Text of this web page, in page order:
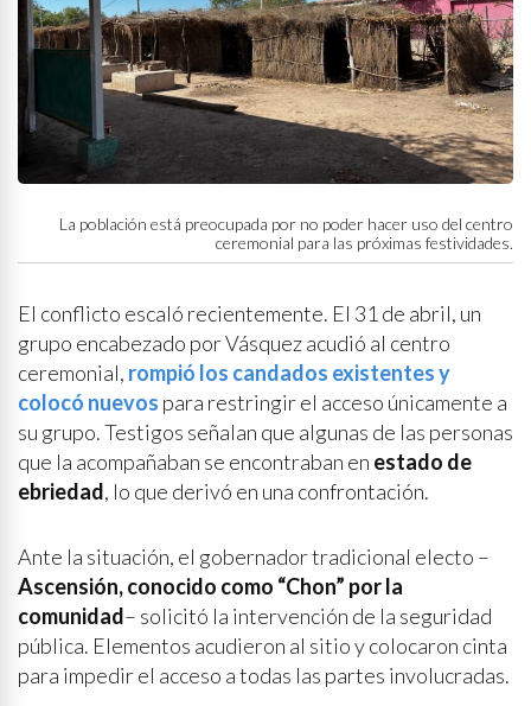
La población está preocupada por no poder hacer uso del centro
ceremonial para las próximas festividades.
El conflicto escaló recientemente. El 31 de abril, un
grupo encabezado por Vásquez acudió al centro
ceremonial, rompió los candados existentes y
colocó nuevos para restringir el acceso únicamente a
su grupo. Testigos señalan que algunas de las personas
que la acompañaban se encontraban en estado de
ebriedad, lo que derivó en una confrontación.
Ante la situación, el gobernador tradicional electo –
Ascensión, conocido como “Chon” por la
comunidad– solicitó la intervención de la seguridad
pública. Elementos acudieron al sitio y colocaron cinta
para impedir el acceso a todas las partes involucradas.